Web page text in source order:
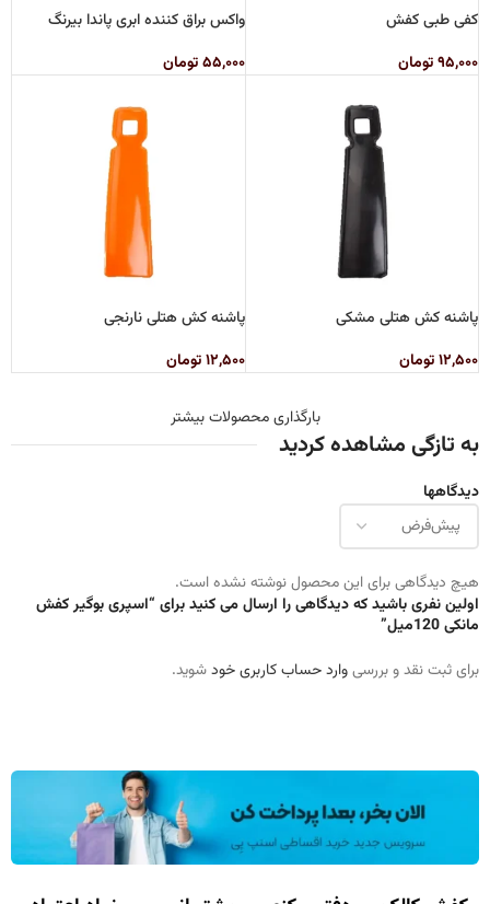
کفی طبی کفش
۹۵,۰۰۰تومان
واکس براق کننده ابری پاندا بیرنگ
۵۵,۰۰۰ تومان
پاشنه کش هتلی مشکی
۱۲,۵۰۰تومان
پاشنه کش هتلی نارنجی
۱۲,۵۰۰ تومان
بارگذاری محصولات بیشتر
به تازگی مشاهده کردید
دیدگاهها
هیچ دیدگاهی برای این محصول نوشته نشده است.
اولین نفری باشید که دیدگاهی را ارسال می کنید برای “اسپری بوگیر کفش
مانکی 120میل”
برای ثبت نقد و بررسیوارد حساب کاربری خودشوید.